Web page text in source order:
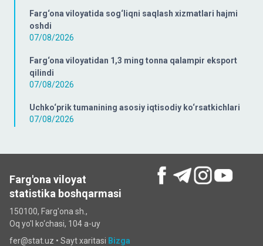
Farg‘ona viloyatida sog‘liqni saqlash xizmatlari hajmi
oshdi
07/08/2026
Farg‘ona viloyatidan 1,3 ming tonna qalampir eksport
qilindi
07/08/2026
Uchko‘prik tumanining asosiy iqtisodiy ko‘rsatkichlari
07/08/2026
Farg'ona viloyat
statistika boshqarmasi
150100, Farg'ona sh.,
Oq yo'l ko‘chаsi, 104 a-uy
fer@stat.uz • Sayt xaritasi Bizga